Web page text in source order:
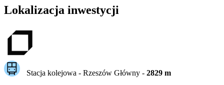
Lokalizacja inwestycji
Stacja kolejowa - Rzeszów Główny- 2829m